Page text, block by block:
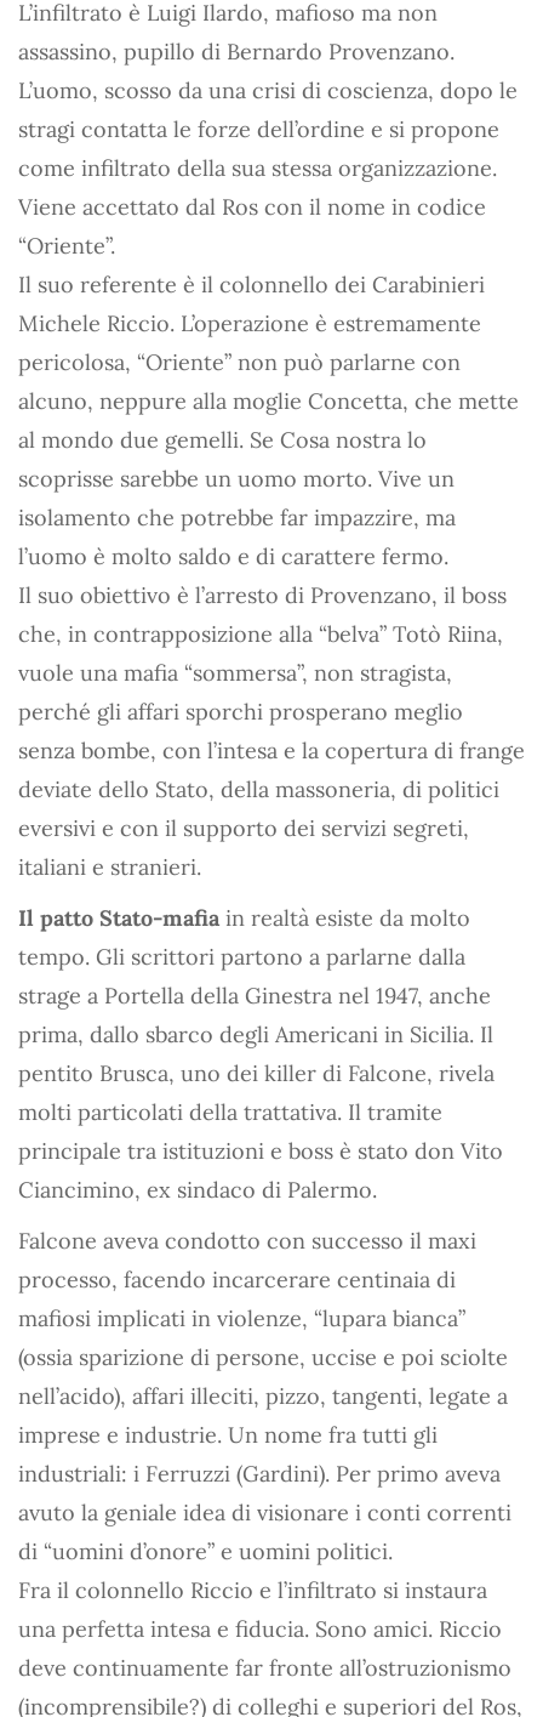
L’infiltrato è Luigi Ilardo, mafioso ma non
assassino, pupillo di Bernardo Provenzano.
L’uomo, scosso da una crisi di coscienza, dopo le
stragi contatta le forze dell’ordine e si propone
come infiltrato della sua stessa organizzazione.
Viene accettato dal Ros con il nome in codice
“Oriente”.
Il suo referente è il colonnello dei Carabinieri
Michele Riccio. L’operazione è estremamente
pericolosa, “Oriente” non può parlarne con
alcuno, neppure alla moglie Concetta, che mette
al mondo due gemelli. Se Cosa nostra lo
scoprisse sarebbe un uomo morto. Vive un
isolamento che potrebbe far impazzire, ma
l’uomo è molto saldo e di carattere fermo.
Il suo obiettivo è l’arresto di Provenzano, il boss
che, in contrapposizione alla “belva” Totò Riina,
vuole una mafia “sommersa”, non stragista,
perché gli affari sporchi prosperano meglio
senza bombe, con l’intesa e la copertura di frange
deviate dello Stato, della massoneria, di politici
eversivi e con il supporto dei servizi segreti,
italiani e stranieri.
Il patto Stato-mafia in realtà esiste da molto
tempo. Gli scrittori partono a parlarne dalla
strage a Portella della Ginestra nel 1947, anche
prima, dallo sbarco degli Americani in Sicilia. Il
pentito Brusca, uno dei killer di Falcone, rivela
molti particolati della trattativa. Il tramite
principale tra istituzioni e boss è stato don Vito
Ciancimino, ex sindaco di Palermo.
Falcone aveva condotto con successo il maxi
processo, facendo incarcerare centinaia di
mafiosi implicati in violenze, “lupara bianca”
(ossia sparizione di persone, uccise e poi sciolte
nell’acido), affari illeciti, pizzo, tangenti, legate a
imprese e industrie. Un nome fra tutti gli
industriali: i Ferruzzi (Gardini). Per primo aveva
avuto la geniale idea di visionare i conti correnti
di “uomini d’onore” e uomini politici.
Fra il colonnello Riccio e l’infiltrato si instaura
una perfetta intesa e fiducia. Sono amici. Riccio
deve continuamente far fronte all’ostruzionismo
(incomprensibile?) di colleghi e superiori del Ros,